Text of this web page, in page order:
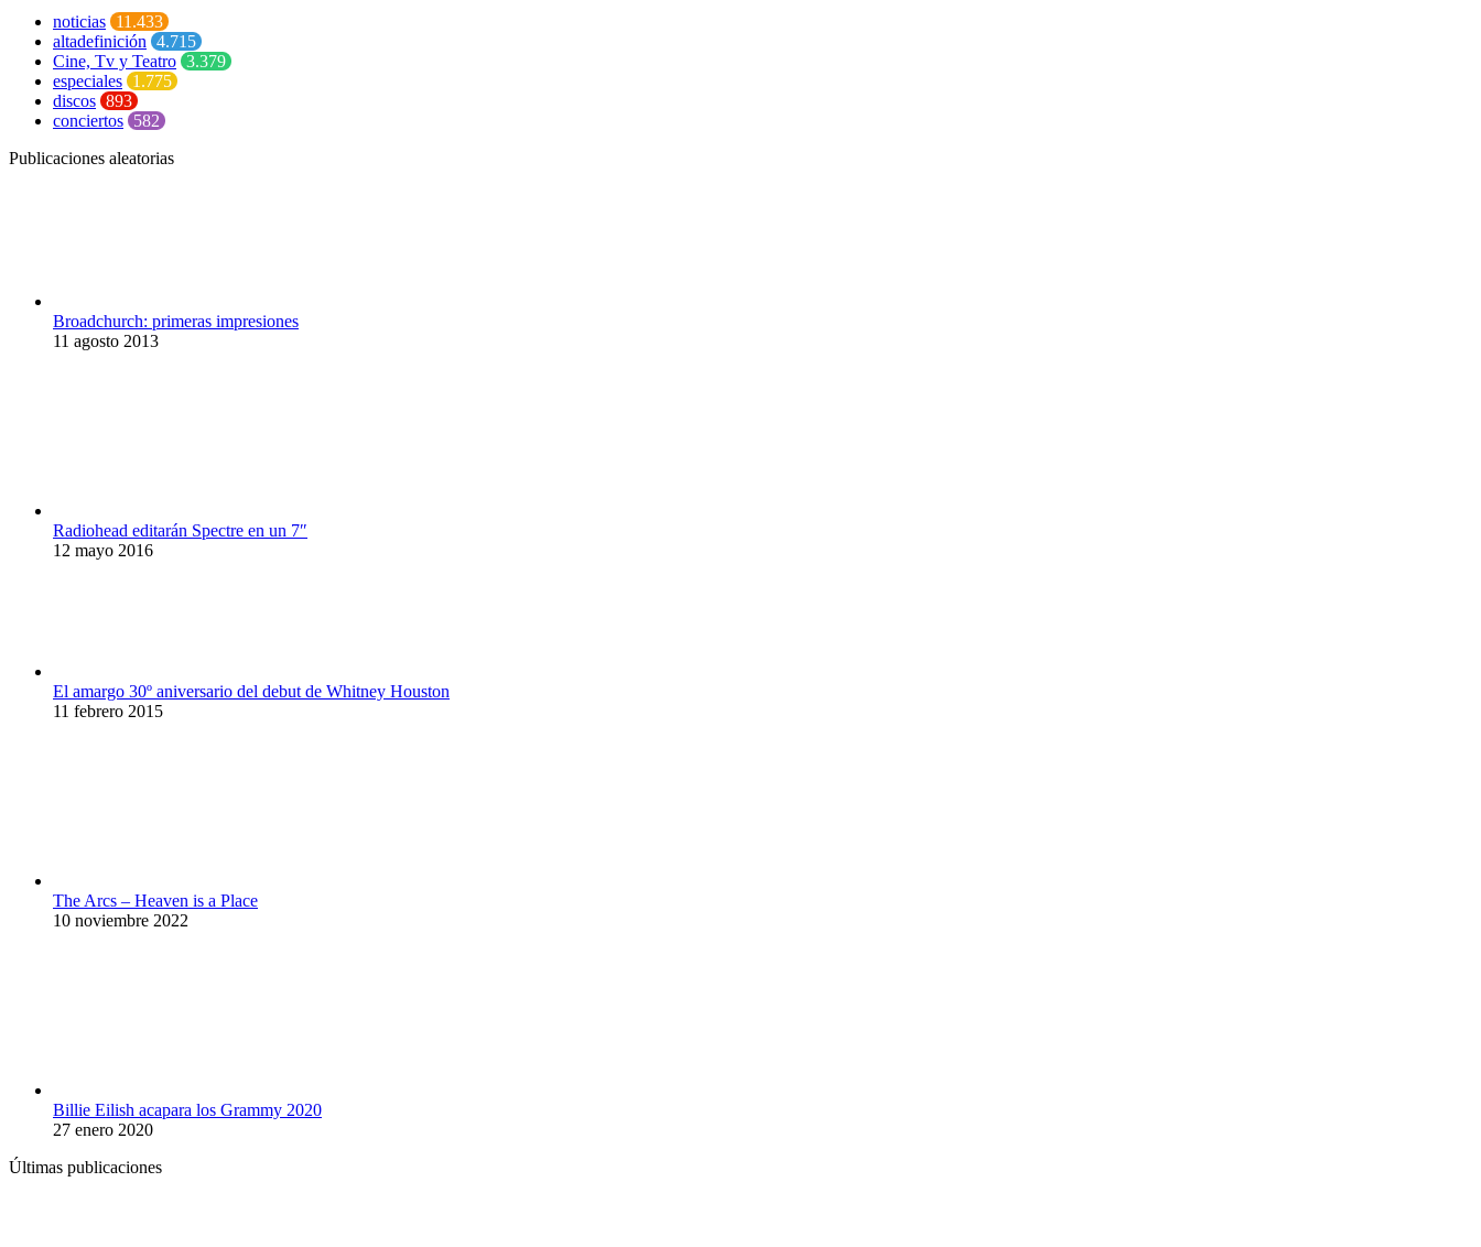
noticias 11.433
altadefinición 4.715
Cine, Tv y Teatro 3.379
especiales 1.775
discos 893
conciertos 582
Publicaciones aleatorias
Broadchurch: primeras impresiones
11 agosto 2013
Radiohead editarán Spectre en un 7″
12 mayo 2016
El amargo 30º aniversario del debut de Whitney Houston
11 febrero 2015
The Arcs – Heaven is a Place
10 noviembre 2022
Billie Eilish acapara los Grammy 2020
27 enero 2020
Últimas publicaciones